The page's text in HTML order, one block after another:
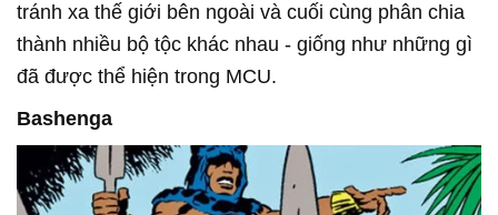
tránh xa thế giới bên ngoài và cuối cùng phân chia
thành nhiều bộ tộc khác nhau - giống như những gì
đã được thể hiện trong MCU.
Bashenga